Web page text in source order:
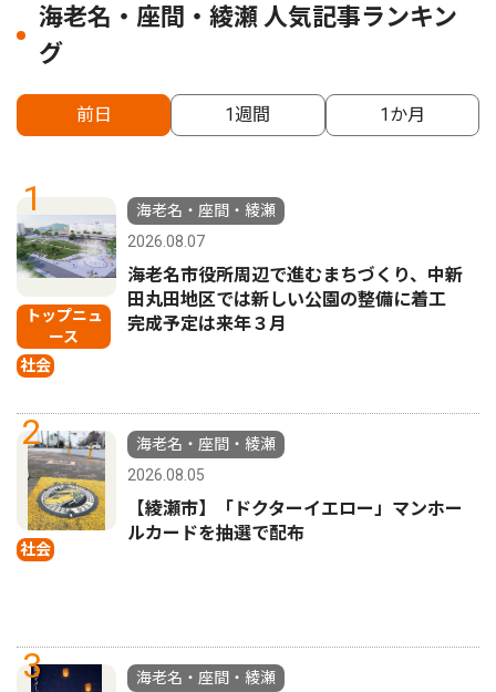
海老名・座間・綾瀬 人気記事ランキン
グ
前日 1週間 1か月
1
トップニュ
ース
社会
海老名・座間・綾瀬
2026.08.07
海老名市役所周辺で進むまちづくり、中新
田丸田地区では新しい公園の整備に着工
完成予定は来年３月
2
社会
海老名・座間・綾瀬
2026.08.05
【綾瀬市】「ドクターイエロー」マンホー
ルカードを抽選で配布
3
海老名・座間・綾瀬